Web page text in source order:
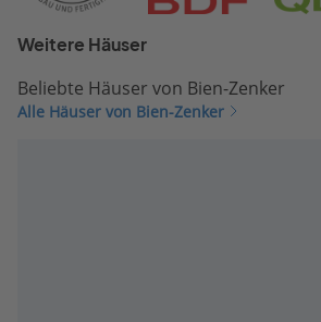
Weitere Häuser
Beliebte Häuser von Bien-Zenker
Alle Häuser von Bien-Zenker